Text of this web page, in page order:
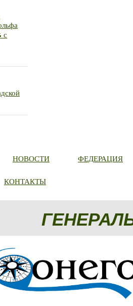
с
НОВОСТИ ФЕДЕРАЦИЯ
КОНТАКТЫ